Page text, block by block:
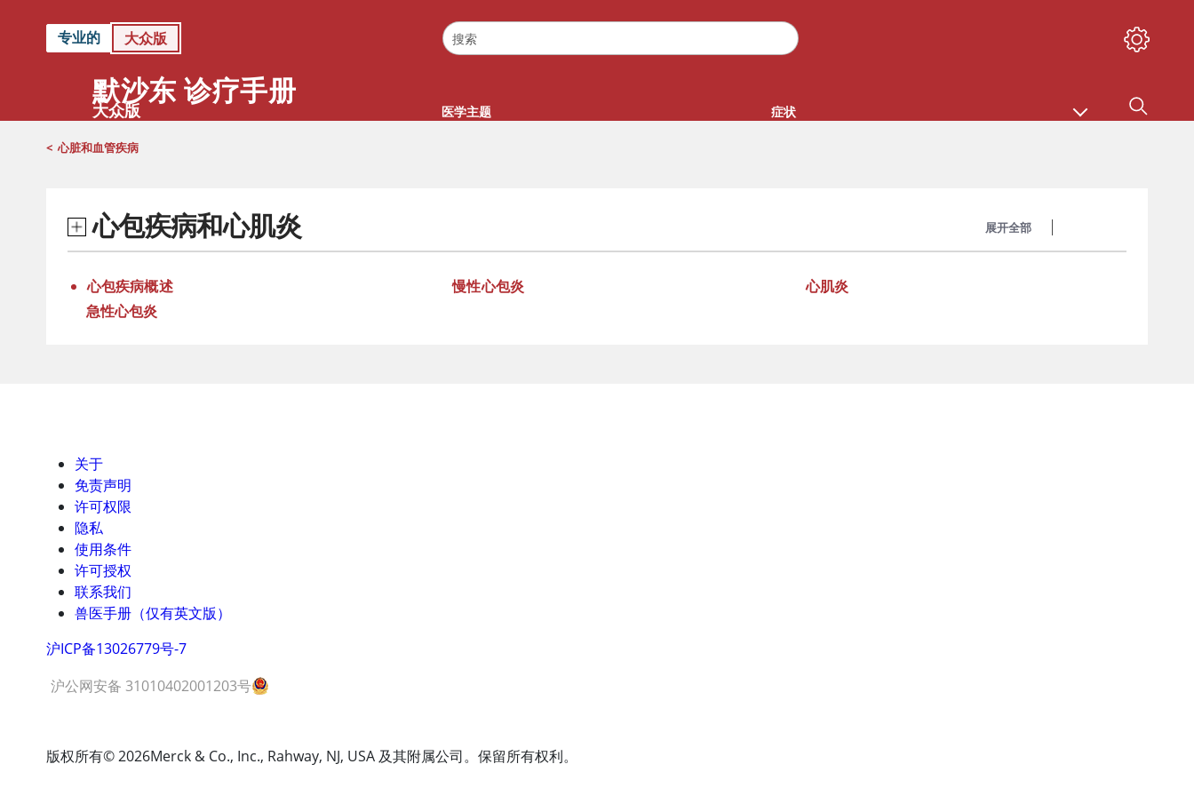
专业的 大众版
默沙东 诊疗手册
大众版 医学主题 症状
< 心脏和血管疾病
心包疾病和心肌炎 展开全部
心包疾病概述
急性心包炎
慢性心包炎 心肌炎
关于
免责声明
许可权限
隐私
使用条件
许可授权
联系我们
兽医手册（仅有英文版）
沪ICP备13026779号-7
沪公网安备 31010402001203号
版权所有© 2026Merck & Co., Inc., Rahway, NJ, USA 及其附属公司。保留所有权利。